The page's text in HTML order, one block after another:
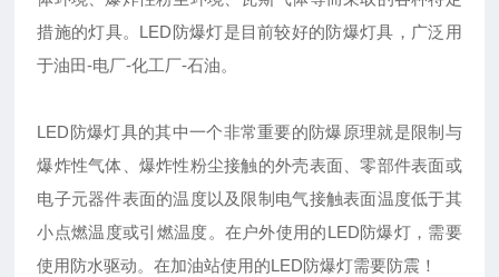
措施的灯具。LED防爆灯是目前较好的防爆灯具，广泛用
于油田-电厂-化工厂-石油。
LED防爆灯具的其中一个非常重要的防爆原理就是限制与
爆炸性气体、爆炸性粉尘接触的外壳表面、零部件表面或
电子元器件表面的温度以及限制电气接触表面温度低于其
小点燃温度或引燃温度。在户外使用的LED防爆灯，需要
使用防水驱动。在加油站使用的LED防爆灯需要防震！